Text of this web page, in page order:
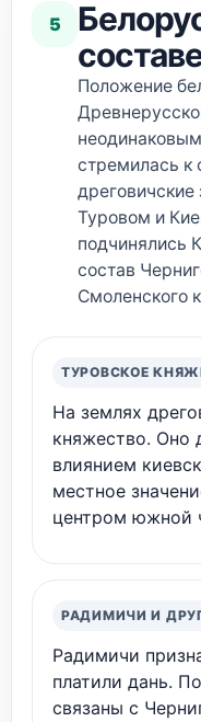
5
Положение
стремилась к
Туровом и
подчинялись
состав
Смоленского
ТУРОВСКОЕ
На землях
княжество. Оно
влиянием
местное
центром южной
РАДИМИЧИ И
Радимичи
платили дань.
связаны с